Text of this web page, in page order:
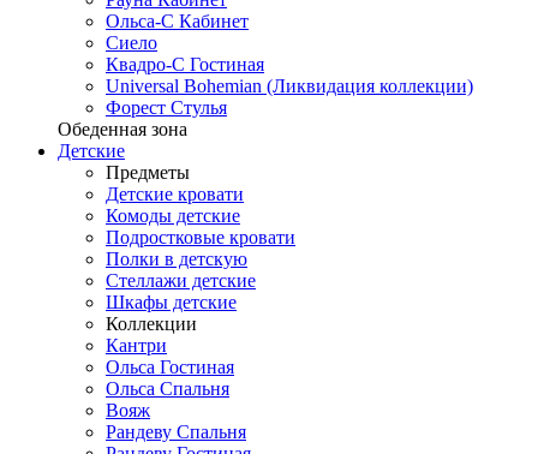
Ольса-С Кабинет
Сиело
Квадро-С Гостиная
Universal Bohemian (Ликвидация коллекции)
Форест Стулья
Обеденная зона
Детские
Предметы
Детские кровати
Комоды детские
Подростковые кровати
Полки в детскую
Стеллажи детские
Шкафы детские
Коллекции
Кантри
Ольса Гостиная
Ольса Спальня
Вояж
Рандеву Спальня